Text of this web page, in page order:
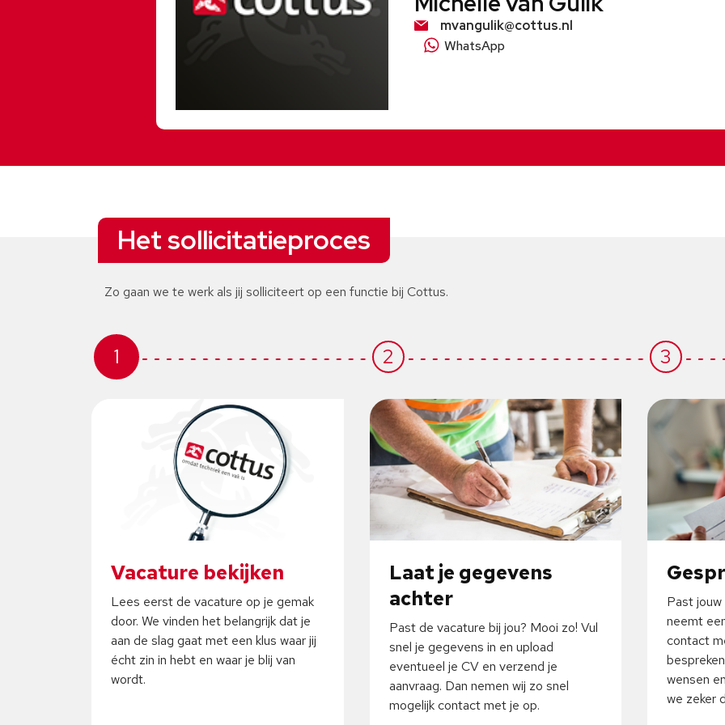
mvangulik@cottus.nl
WhatsApp
Het sollicitatieproces
Zo gaan we te werk als jij solliciteert op een functie bij Cottus.
1
Vacature bekijken
Lees eerst de vacature op je gemak
door. We vinden het belangrijk dat je
aan de slag gaat met een klus waar jij
écht zin in hebt en waar je blij van
wordt.
2
Laat je gegevens
achter
Past de vacature bij jou? Mooi zo! Vul
snel je gegevens in en upload
eventueel je CV en verzend je
aanvraag. Dan nemen wij zo snel
mogelijk contact met je op.
3
Past
neemt
contact
wensen
we zeker